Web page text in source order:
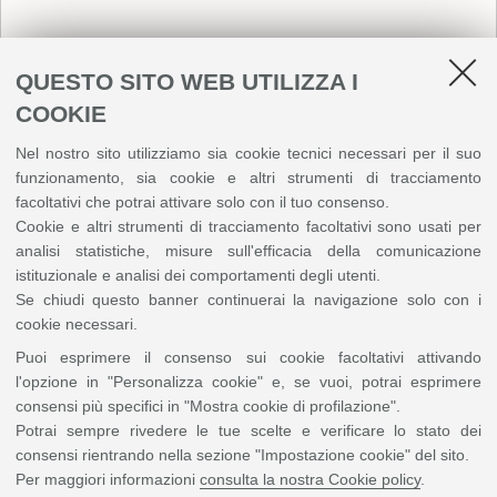
QUESTO SITO WEB UTILIZZA I
COOKIE
Nel nostro sito utilizziamo sia cookie tecnici necessari per il suo
funzionamento, sia cookie e altri strumenti di tracciamento
facoltativi che potrai attivare solo con il tuo consenso.
Cookie e altri strumenti di tracciamento facoltativi sono usati per
analisi statistiche, misure sull'efficacia della comunicazione
istituzionale e analisi dei comportamenti degli utenti.
Se chiudi questo banner continuerai la navigazione solo con i
cookie necessari.
Puoi esprimere il consenso sui cookie facoltativi attivando
l'opzione in "Personalizza cookie" e, se vuoi, potrai esprimere
consensi più specifici in "Mostra cookie di profilazione".
Potrai sempre rivedere le tue scelte e verificare lo stato dei
consensi rientrando nella sezione "Impostazione cookie" del sito.
Per maggiori informazioni consulta la nostra Cookie policy.
nell'ordinamento accademico italiano e anche un’esperienza formativa di
fondamentale importanza per i giovani che si impegneranno per garantire la
crescita culturale e lo sviluppo della società.
Le conoscenze, le idee e la capacità di studenti e studentesse
rappresentano un patrimonio culturale e scientifico che appartiene non solo
alla comunità universitaria, ma alla società tutta.
Il valore e l’importanza di questo percorso formativo vengono celebrati
dall'Università di Bologna con importanti cerimonie di proclamazione, alla
presenza delle famiglie, della Governance dal nostro Ateneo e delle
istituzioni cittadine.
English version
PhD graduation ceremony
Contatti
Settore Eventi di Ateneo